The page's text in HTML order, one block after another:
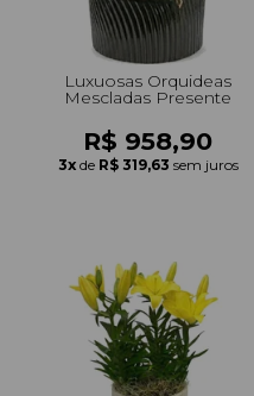
Luxuosas Orquideas
Mescladas Presente
R$ 958,90
3x de R$ 319,63 sem juros